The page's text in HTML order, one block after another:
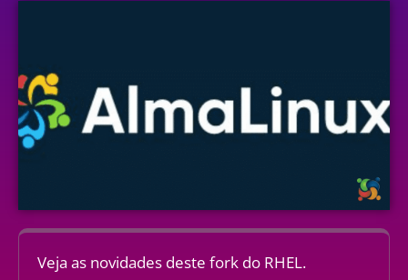
Veja as novidades deste fork do RHEL.